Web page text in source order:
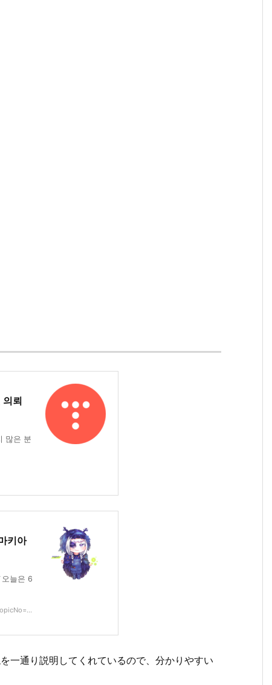
뢰
많은 분
키아
늘은 6
一通り説明してくれているので、分かりやすい